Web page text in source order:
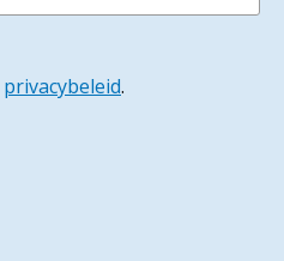
privacybeleid.